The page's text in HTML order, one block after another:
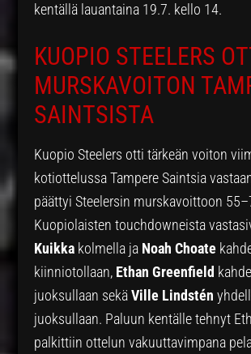
kentällä lauantaina 19.7. kello 14.
KUOPIO STEELERS
MURSKAVOITON
SAINTSISTA
Kuopio Steelers otti tärkeän voiton
kotiottelussa Tampere Saintsia
päättyi Steelersin murskavoittoon
Kuopiolaisten touchdowneista
Kuikka kolmella ja Noah Choate
kiinniotollaan, Ethan Greenfield
juoksullaan sekäVille Lindstén
juoksullaan. Paluun kentälle tehnyt
palkittiin ottelun vakuuttavimpana